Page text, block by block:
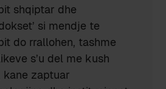
shqiptar dhe
si mendje te
do rrallohen, tashme
s’u del me kush
kane zaptuar